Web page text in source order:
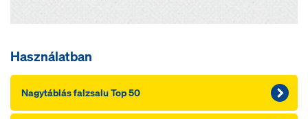
Használatban
Nagytáblás falzsalu Top 50